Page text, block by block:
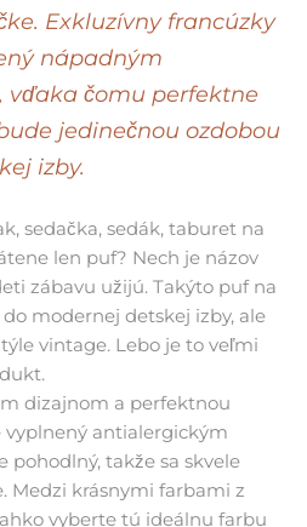
Exkluzívny francúzky
nápadným
vďaka čomu perfektne
jedinečnou ozdobou
izby.
sedačka, sedák, taburet na
len puf? Nech je názov
zábavu užijú. Takýto puf na
modernej detskej izby, ale
vintage. Lebo je to veľmi
dizajnom a perfektnou
vyplnený antialergickým
takže sa skvele
Medzi krásnymi farbami z
vyberte tú ideálnu farbu